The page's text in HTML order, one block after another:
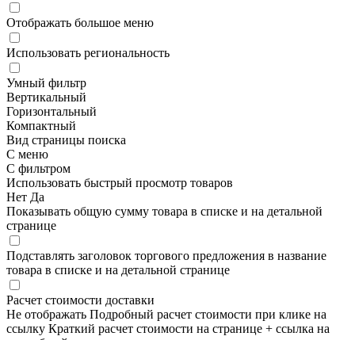
Отображать большое меню
Использовать региональность
Умный фильтр
Вертикальный
Горизонтальный
Компактный
Вид страницы поиска
С меню
С фильтром
Использовать быстрый просмотр товаров
Нет Да
Показывать общую сумму товара в списке и на детальной
странице
Подставлять заголовок торгового предложения в название
товара в списке и на детальной странице
Расчет стоимости доставки
Не отображать Подробный расчет стоимости при клике на
ссылку Краткий расчет стоимости на странице + ссылка на